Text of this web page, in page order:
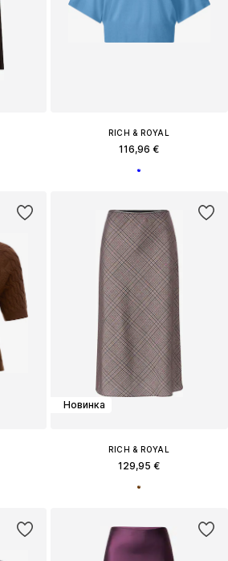
RICH & ROYAL
116,96 €
Новинка
RICH & ROYAL
129,95 €